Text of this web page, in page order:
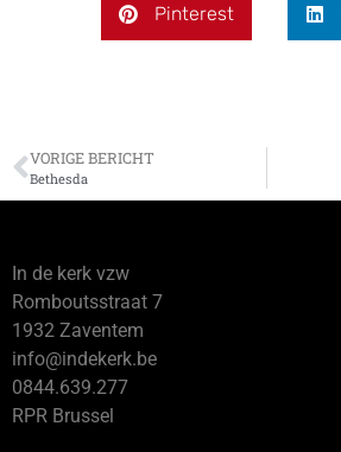
Pinterest
VORIGE BERICHT
Bethesda
In de kerk vzw
Romboutsstraat 7
1932 Zaventem
info@indekerk.be
0844.639.277
RPR Brussel